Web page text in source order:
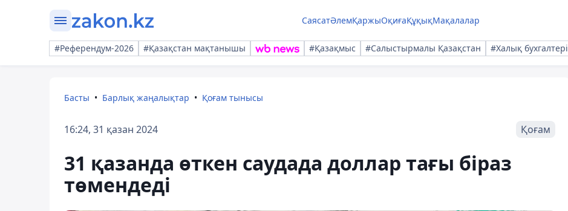
СаясатӘлемҚаржыОқиғаҚұқықМақалалар
#Референдум-2026 #Қазақстан мақтанышы #Қазақмыс #Салыстырмалы Қазақстан #Халық бухгалтері
Басты Барлық жаңалықтар Қоғам тынысы
16:24, 31 қазан 2024 Қоғам
31 қазанда өткен саудада доллар тағы біраз
төмендеді